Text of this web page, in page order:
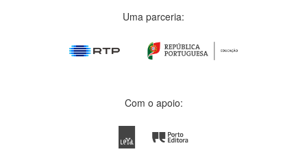
Uma parceria:
Com o apoio: